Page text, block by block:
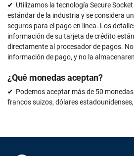
Utilizamos la tecnología Secure Socket
estándar de la industria y se considera
seguros para el pago en línea. Los
información de su tarjeta de crédito
directamente al procesador de pagos.
información de pago, y no la
¿Qué monedas aceptan?
Podemos aceptar más de 50
francos suizos, dólares